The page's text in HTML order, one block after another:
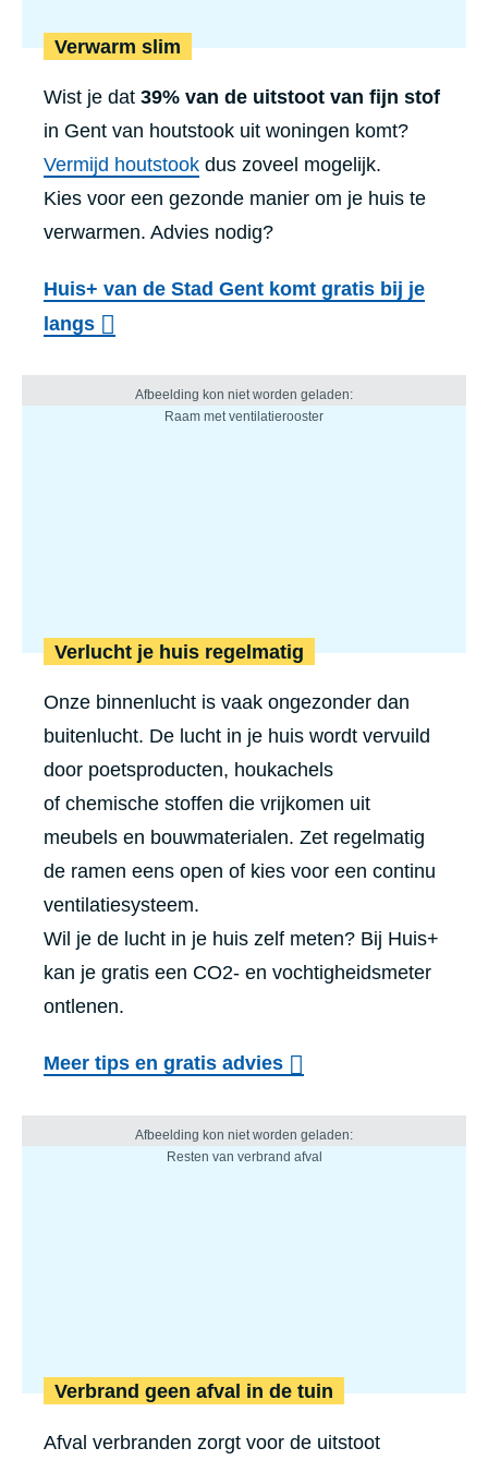
Verwarm slim
Wist je dat 39% van de uitstoot van fijn stof
in Gent van houtstook uit woningen komt?
Vermijd houtstook dus zoveel mogelijk.
Kies voor een gezonde manier om je huis te
verwarmen. Advies nodig?
Huis+ van de Stad Gent komt gratis bij je
langs
Verlucht je huis regelmatig
Onze binnenlucht is vaak ongezonder dan
buitenlucht. De lucht in je huis wordt vervuild
door poetsproducten, houkachels
of chemische stoffen die vrijkomen uit
meubels en bouwmaterialen. Zet regelmatig
de ramen eens open of kies voor een continu
ventilatiesysteem.
Wil je de lucht in je huis zelf meten? Bij Huis+
kan je gratis een CO2- en vochtigheidsmeter
ontlenen.
Meer tips en gratis advies
Verbrand geen afval in de tuin
Afval verbranden zorgt voor de uitstoot